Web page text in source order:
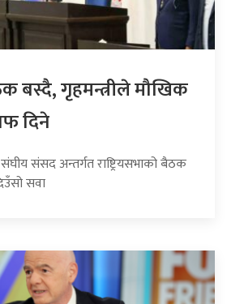
बस्दै, गृहमन्त्रीले मौखिक
दिने
संसद अन्तर्गत राष्ट्रियसभाको बैठक
सवा